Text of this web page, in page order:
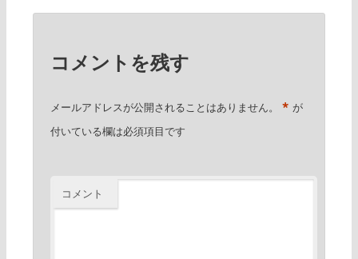
コメントを残す
メールアドレスが公開されることはありません。 * が
付いている欄は必須項目です
コメント